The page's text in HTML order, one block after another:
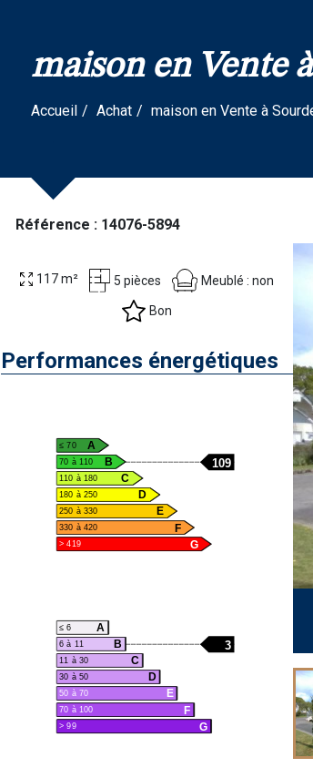
maison en Vente
Accueil Achat maison en Vente à
Référence : 14076-5894
117 m² 5 pièces Meublé : non
Bon
Performances énergétiques
A
≤ 70
109
B
70 à 110
C
110 à 180
D
180 à 250
E
250 à 330
F
330 à 420
G
> 419
A
≤ 6
3
B
6 à 11
C
11 à 30
D
30 à 50
E
50 à 70
F
70 à 100
G
> 99